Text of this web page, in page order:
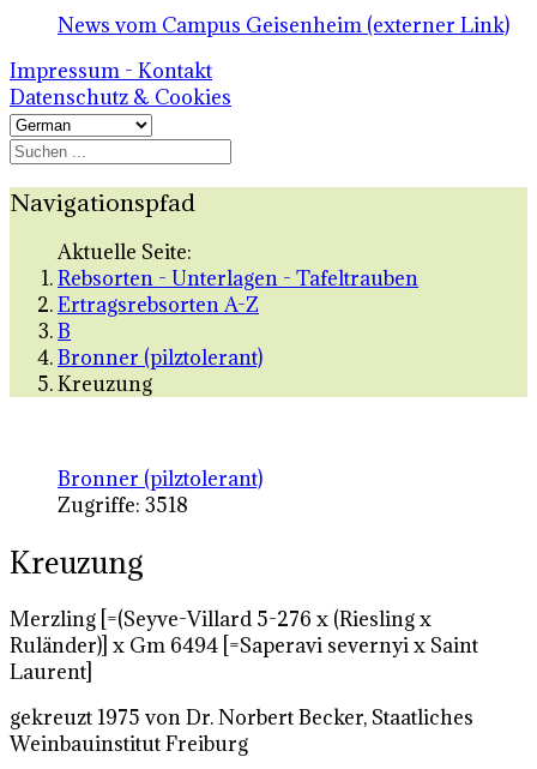
News vom Campus Geisenheim (externer Link)
Impressum - Kontakt
Datenschutz & Cookies
Navigationspfad
Aktuelle Seite:
Rebsorten - Unterlagen - Tafeltrauben
Ertragsrebsorten A-Z
B
Bronner (pilztolerant)
Kreuzung
Bronner (pilztolerant)
Zugriffe: 3518
Kreuzung
Merzling [=(Seyve-Villard 5-276 x (Riesling x
Ruländer)] x Gm 6494 [=Saperavi severnyi x Saint
Laurent]
gekreuzt 1975 von Dr. Norbert Becker, Staatliches
Weinbauinstitut Freiburg